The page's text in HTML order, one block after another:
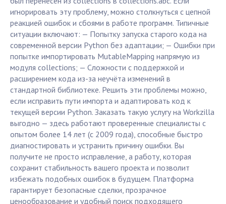
игнорировать эту проблему, можно столкнуться с цепной
реакцией ошибок и сбоями в работе программ. Типичные
ситуации включают: — Попытку запуска старого кода на
современной версии Python без адаптации; — Ошибки при
попытке импортировать MutableMapping напрямую из
модуля collections; — Сложности с поддержкой и
расширением кода из-за неучёта изменений в
стандартной библиотеке. Решить эти проблемы можно,
если исправить пути импорта и адаптировать код к
текущей версии Python. Заказать такую услугу на Workzilla
выгодно — здесь работают проверенные специалисты с
опытом более 14 лет (с 2009 года), способные быстро
диагностировать и устранить причину ошибки. Вы
получите не просто исправление, а работу, которая
сохранит стабильность вашего проекта и позволит
избежать подобных ошибок в будущем. Платформа
гарантирует безопасные сделки, прозрачное
ценообразование и удобный поиск подходящего